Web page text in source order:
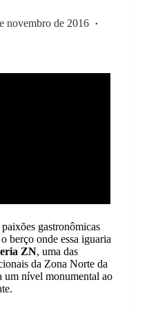
novembro de 2016
gastronômicas
berço onde essa iguaria
ZN, uma das
da Zona Norte da
um nível monumental ao